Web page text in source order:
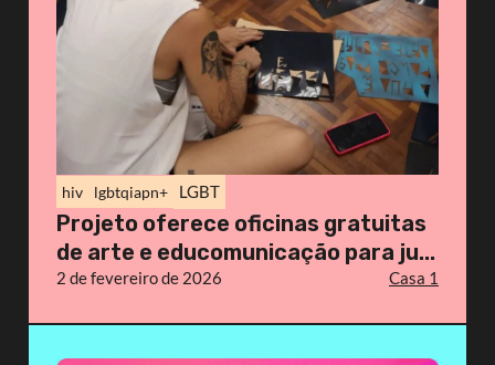
hiv lgbtqiapn+ LGBT
Projeto oferece oficinas gratuitas
de arte e educomunicação para ju...
2 de fevereiro de 2026 Casa 1